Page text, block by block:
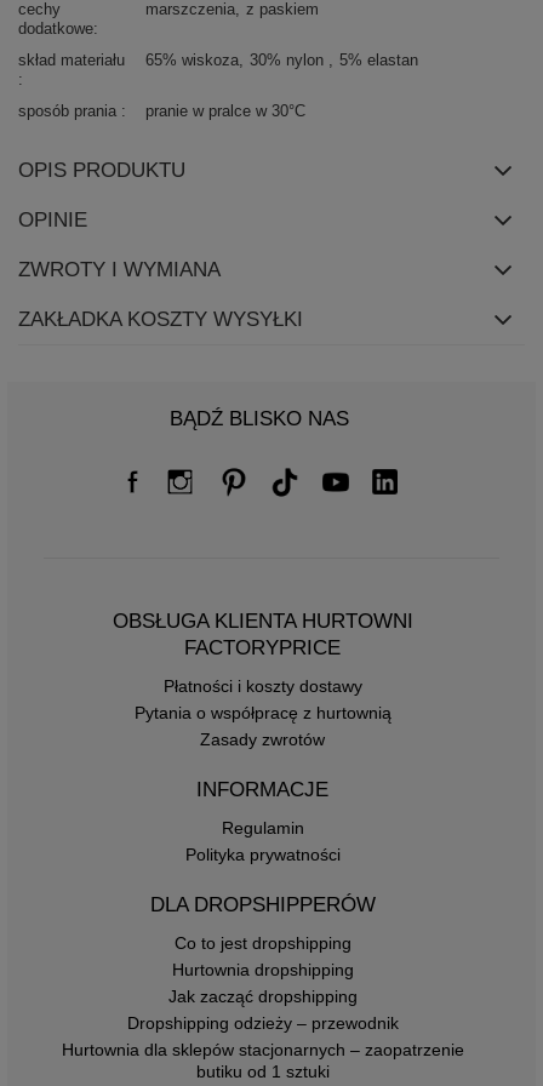
cechy
dodatkowe
marszczenia z paskiem
skład materiału 65% wiskoza 30% nylon 5% elastan
sposób prania pranie w pralce w 30°C
OPIS PRODUKTU
OPINIE
ZWROTY I WYMIANA
ZAKŁADKA KOSZTY WYSYŁKI
BĄDŹ BLISKO NAS
OBSŁUGA KLIENTA HURTOWNI
FACTORYPRICE
Płatności i koszty dostawy
Pytania o współpracę z hurtownią
Zasady zwrotów
INFORMACJE
Regulamin
Polityka prywatności
DLA DROPSHIPPERÓW
Co to jest dropshipping
Hurtownia dropshipping
Jak zacząć dropshipping
Dropshipping odzieży – przewodnik
Hurtownia dla sklepów stacjonarnych – zaopatrzenie
butiku od 1 sztuki